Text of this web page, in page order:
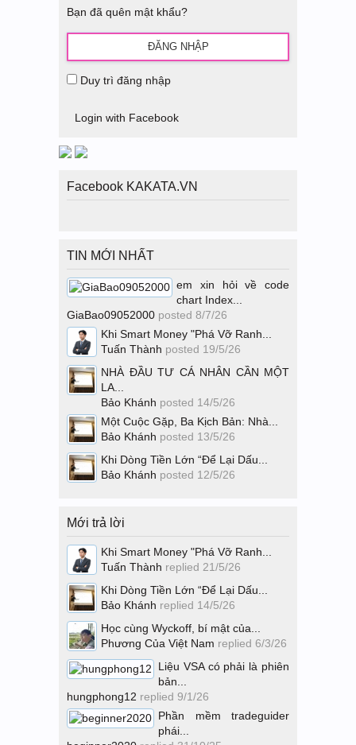
Bạn đã quên mật khẩu?
Duy trì đăng nhập
Login with Facebook
Facebook KAKATA.VN
TIN MỚI NHẤT
em xin hỏi về code
chart Index...
GiaBao09052000 posted 8/7/26
Khi Smart Money "Phá Vỡ Ranh...
Tuấn Thành posted 19/5/26
NHÀ ĐẦU TƯ CÁ NHÂN CẦN MỘT
LA...
Bảo Khánh posted 14/5/26
Một Cuộc Gặp, Ba Kịch Bản: Nhà...
Bảo Khánh posted 13/5/26
Khi Dòng Tiền Lớn “Để Lại Dấu...
Bảo Khánh posted 12/5/26
Mới trả lời
Khi Smart Money "Phá Vỡ Ranh...
Tuấn Thành replied 21/5/26
Khi Dòng Tiền Lớn “Để Lại Dấu...
Bảo Khánh replied 14/5/26
Học cùng Wyckoff, bí mật của...
Phương Của Việt Nam replied 6/3/26
Liệu VSA có phải là phiên
bản...
hungphong12 replied 9/1/26
Phần mềm tradeguider
phái...